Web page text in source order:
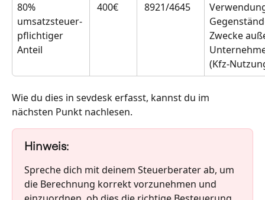
80%
umsatzsteuer-
pflichtiger
Anteil
400€ 8921/4645
Zwecke
(Kfz-
Wie du dies in sevdesk erfasst, kannst du im
nächsten Punkt nachlesen.
Hinweis:
Spreche dich mit deinem Steuerberater ab, um
die Berechnung korrekt vorzunehmen und